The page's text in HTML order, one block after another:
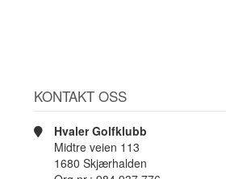
KONTAKT OSS
Hvaler Golfklubb
Midtre veien 113
1680 Skjærhalden